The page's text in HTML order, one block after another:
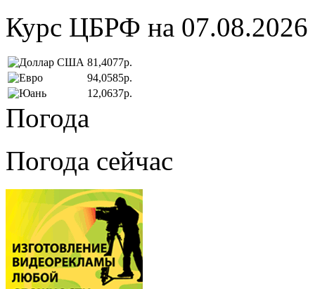
Курс ЦБРФ на 07.08.2026
81,4077р.
94,0585р.
12,0637р.
Погода
Погода сейчас